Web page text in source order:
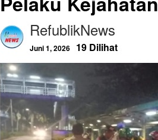
RefublikNews
Juni 1, 2026 19 Dilihat